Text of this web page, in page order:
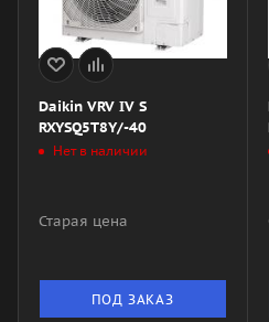
Daikin VRV IV S
RXYSQ5T8Y/-40
Нет в наличии
Старая цена
ПОД ЗАКАЗ